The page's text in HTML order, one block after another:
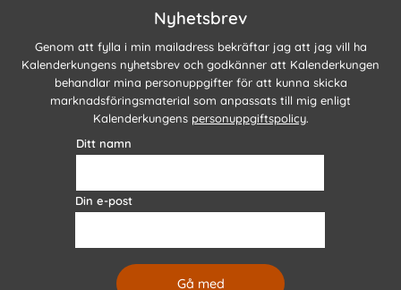
Nyhetsbrev
Genom att fylla i min mailadress bekräftar jag att jag vill ha
Kalenderkungens nyhetsbrev och godkänner att Kalenderkungen
behandlar mina personuppgifter för att kunna skicka
marknadsföringsmaterial som anpassats till mig enligt
Kalenderkungens personuppgiftspolicy.
Ditt namn
Din e-post